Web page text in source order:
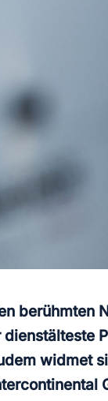
berühmten
dienstälteste
widmet